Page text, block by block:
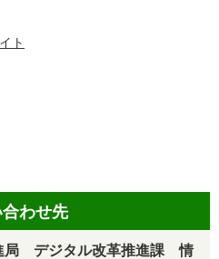
ト
わせ先
局 デジタル改革推進課 情